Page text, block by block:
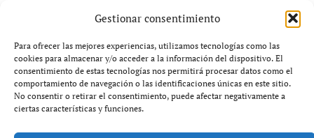
Gestionar consentimiento
Para ofrecer las mejores experiencias, utilizamos tecnologías como las
cookies para almacenar y/o acceder a la información del dispositivo. El
consentimiento de estas tecnologías nos permitirá procesar datos como el
comportamiento de navegación o las identificaciones únicas en este sitio.
No consentir o retirar el consentimiento, puede afectar negativamente a
ciertas características y funciones.
El acuerdo, de corta duración pero alto impacto, refleja
una apuesta clara por el rendimiento inmediato. Arráez,
triple campeón de bateo en la MLB, priorizó el encaje